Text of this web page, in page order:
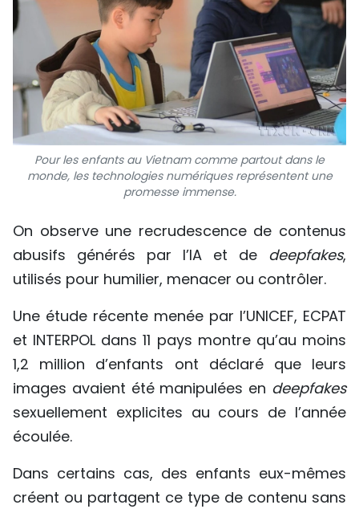
Pour les enfants au Vietnam comme partout dans le
monde, les technologies numériques représentent une
promesse immense.
On observe une recrudescence de contenus
abusifs générés par l’IA et de deepfakes,
utilisés pour humilier, menacer ou contrôler.
Une étude récente menée par l’UNICEF, ECPAT
et INTERPOL dans 11 pays montre qu’au moins
1,2 million d’enfants ont déclaré que leurs
images avaient été manipulées en deepfakes
sexuellement explicites au cours de l’année
écoulée.
Dans certains cas, des enfants eux-mêmes
créent ou partagent ce type de contenu sans